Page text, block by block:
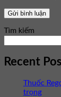
Tìm kiếm
Recent
Thuốc
trọng